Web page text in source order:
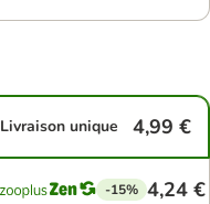
Livraison unique 4,99 €
-15% 4,24 €